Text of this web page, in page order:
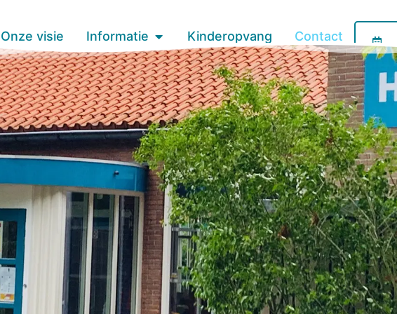
Onze visie Informatie Kinderopvang Contact